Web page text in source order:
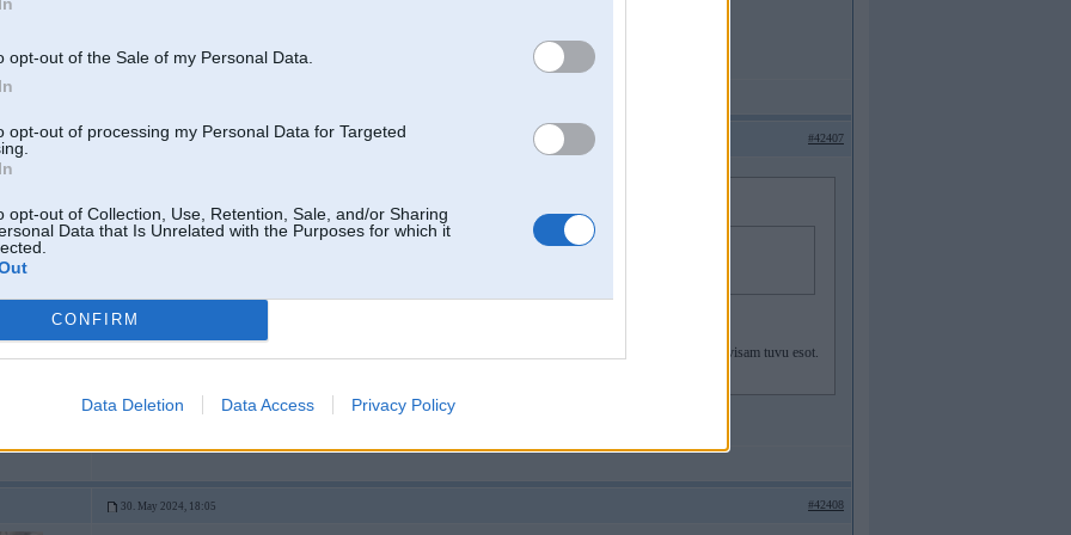
opt-out of the Sale of my Personal Data.
opt-out of processing my Personal Data for Targeted
opt-out of Collection, Use, Retention, Sale, and/or Sharing
Data that Is Unrelated with the Purposes for which it
CONFIRM
Data Deletion Data Access Privacy Policy
Jā! Man jūk komati. Tas dēļ ilga perioda komunicējot citās valodās.
30. May 2024, 18:05 #42407
30 May 2024, 18:03:37@Indorakstīja:
80, bet ne par to runa. Priekš tam ir domāts AWAC's. F-16 par radaru var neslēgt iekšā, vai ieslēgt to jau pavisam tuvu esot.
Nu cerams ko to awacs iedos tagad,nevis pēc 3 gadiem
30. May 2024, 18:05 #42408